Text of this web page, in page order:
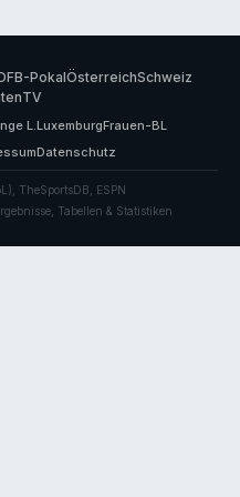
PokalÖsterreichSchweiz
TV
L.LuxemburgFrauen-BL
Datenschutz
TheSportsDB, ESPN
Tabellen & Statistiken